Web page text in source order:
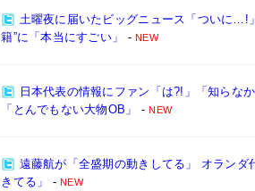
土曜夜に届いたビッグニュース「ついに…!
籍”に「本当にすごい」
-NEW
日本代表の情報にファン「は?!」「知らな
「とんでもない大物OB」
-NEW
遠藤航が「全盛期の動きしてる」 オランダ
きてる」
-NEW